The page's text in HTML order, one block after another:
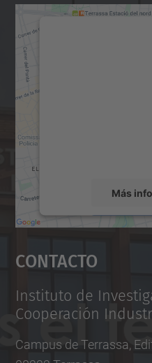
Más
powered by
Contacto
Instituto de
Cooperación
Campus de Terrassa,